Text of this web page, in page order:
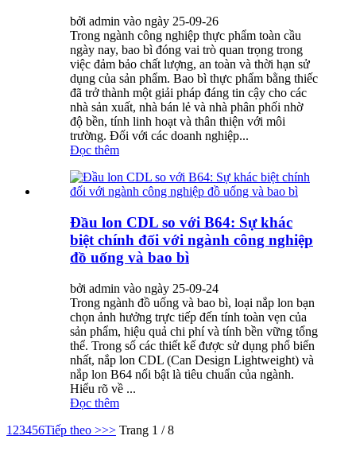
bởi admin vào ngày 25-09-26
Trong ngành công nghiệp thực phẩm toàn cầu
ngày nay, bao bì đóng vai trò quan trọng trong
việc đảm bảo chất lượng, an toàn và thời hạn sử
dụng của sản phẩm. Bao bì thực phẩm bằng thiếc
đã trở thành một giải pháp đáng tin cậy cho các
nhà sản xuất, nhà bán lẻ và nhà phân phối nhờ
độ bền, tính linh hoạt và thân thiện với môi
trường. Đối với các doanh nghiệp...
Đọc thêm
Đầu lon CDL so với B64: Sự khác
biệt chính đối với ngành công nghiệp
đồ uống và bao bì
bởi admin vào ngày 25-09-24
Trong ngành đồ uống và bao bì, loại nắp lon bạn
chọn ảnh hưởng trực tiếp đến tính toàn vẹn của
sản phẩm, hiệu quả chi phí và tính bền vững tổng
thể. Trong số các thiết kế được sử dụng phổ biến
nhất, nắp lon CDL (Can Design Lightweight) và
nắp lon B64 nổi bật là tiêu chuẩn của ngành.
Hiểu rõ về ...
Đọc thêm
1 23456Tiếp theo >>> Trang 1 / 8